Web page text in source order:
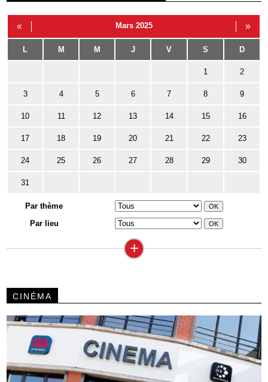
« Mars 2025 »
L M M J V S D
1 2
3 4 5 6 7 8 9
10 11 12 13 14 15 16
17 18 19 20 21 22 23
24 25 26 27 28 29 30
31
Par thème
Par lieu
+
CINÉMA